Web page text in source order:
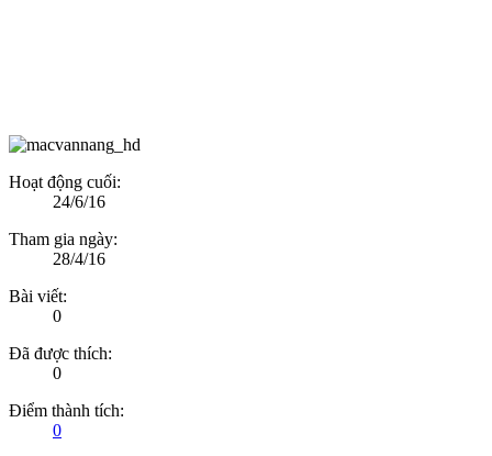
Hoạt động cuối:
24/6/16
Tham gia ngày:
28/4/16
Bài viết:
0
Đã được thích:
0
Điểm thành tích:
0